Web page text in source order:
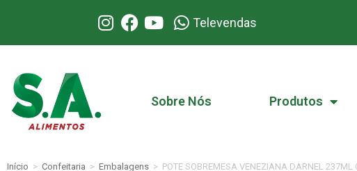
Televendas
Sobre Nós Produtos
Início > Confeitaria > Embalagens > POTE SOBREMESA VENEZIANA DARNEL 237ML